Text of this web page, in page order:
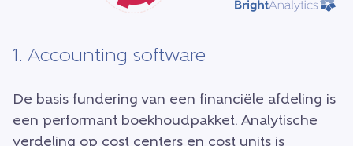
1. Accounting software
De basis fundering van een financiële afdeling is
een performant boekhoudpakket. Analytische
verdeling op cost centers en cost units is